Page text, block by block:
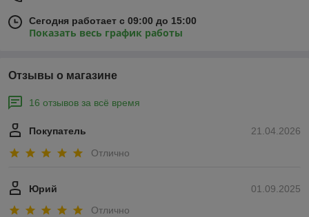
Сегодня работает с 09:00 до 15:00
Показать весь график работы
Отзывы о магазине
16 отзывов за всё время
21.04.2026
Покупатель
Отлично
01.09.2025
Юрий
Отлично